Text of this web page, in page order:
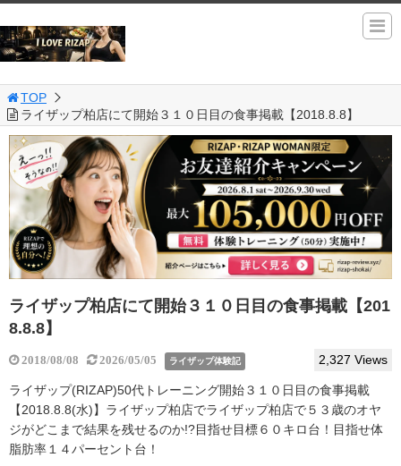
TOP
ライザップ柏店にて開始３１０日目の食事掲載【2018.8.8】
ライザップ柏店にて開始３１０日目の食事掲載【201
8.8.8】
2018/08/08 2026/05/05 ライザップ体験記 2,327 Views
ライザップ(RIZAP)50代トレーニング開始３１０日目の食事掲載
【2018.8.8(水)】ライザップ柏店でライザップ柏店で５３歳のオヤ
ジがどこまで結果を残せるのか!?目指せ目標６０キロ台！目指せ体
脂肪率１４パーセント台！